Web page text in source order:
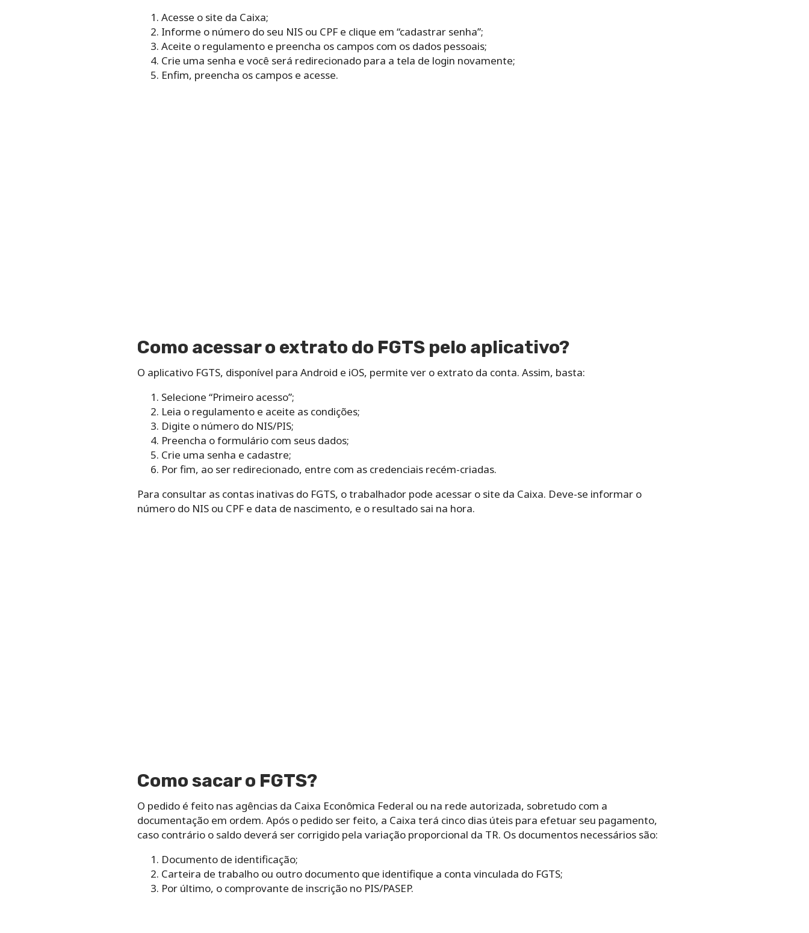
Acesse o site da Caixa;
Informe o número do seu NIS ou CPF e clique em “cadastrar senha”;
Aceite o regulamento e preencha os campos com os dados pessoais;
Crie uma senha e você será redirecionado para a tela de login novamente;
Enfim, preencha os campos e acesse.
Como acessar o extrato do FGTS pelo aplicativo?
O aplicativo FGTS, disponível para Android e iOS, permite ver o extrato da conta. Assim, basta:
Selecione “Primeiro acesso”;
Leia o regulamento e aceite as condições;
Digite o número do NIS/PIS;
Preencha o formulário com seus dados;
Crie uma senha e cadastre;
Por fim, ao ser redirecionado, entre com as credenciais recém-criadas.
Para consultar as contas inativas do FGTS, o trabalhador pode acessar o site da Caixa. Deve-se informar o
número do NIS ou CPF e data de nascimento, e o resultado sai na hora.
Como sacar o FGTS?
O pedido é feito nas agências da Caixa Econômica Federal ou na rede autorizada, sobretudo com a
documentação em ordem. Após o pedido ser feito, a Caixa terá cinco dias úteis para efetuar seu pagamento,
caso contrário o saldo deverá ser corrigido pela variação proporcional da TR. Os documentos necessários são:
Documento de identificação;
Carteira de trabalho ou outro documento que identifique a conta vinculada do FGTS;
Por último, o comprovante de inscrição no PIS/PASEP.